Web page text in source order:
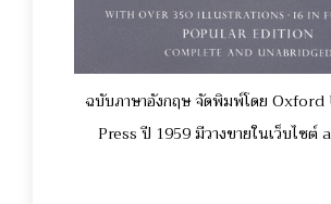
ฉบับภาษาอังกฤษ จัดพิมพ์โดย
Press ปี 1959 มีวางขายในเว็บไซต์